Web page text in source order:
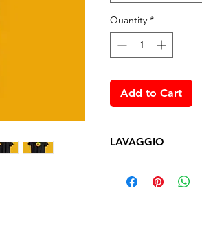
Quantity *
Add to Cart
LAVAGGIO
cioècon la stampa